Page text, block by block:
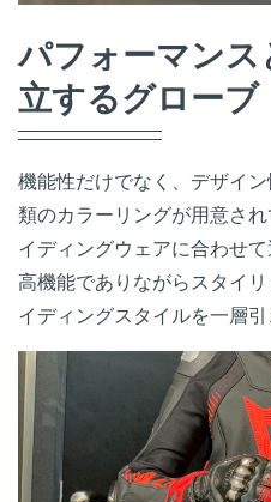
パフォーマン
立するグローブ
機能性だけでなく、デザイ
類のカラーリングが用意さ
イディングウェアに合わせ
高機能でありながらスタイ
イディングスタイルを一層引